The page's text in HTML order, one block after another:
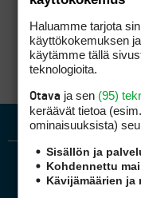
Haluamme tarjota
käyttökokemuksen
käytämme tällä
teknologioita.
Otava ja sen (95)
keräävät tietoa
ominaisuuk­sista)
Sisällön ja
Kohdennettu
Kävijämäärien ja